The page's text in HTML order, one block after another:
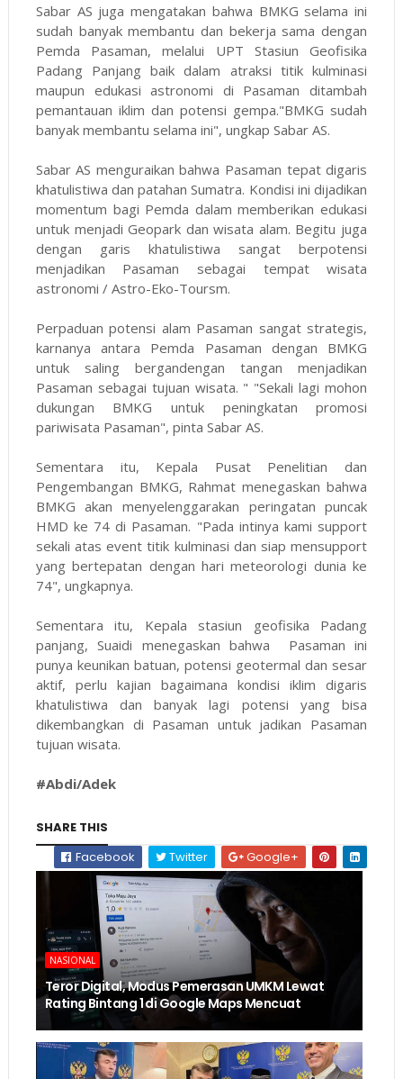
Sabar AS juga mengatakan bahwa BMKG selama ini
sudah banyak membantu dan bekerja sama dengan
Pemda Pasaman, melalui UPT Stasiun Geofisika
Padang Panjang baik dalam atraksi titik kulminasi
maupun edukasi astronomi di Pasaman ditambah
pemantauan iklim dan potensi gempa."BMKG sudah
banyak membantu selama ini", ungkap Sabar AS.
Sabar AS menguraikan bahwa Pasaman tepat digaris
khatulistiwa dan patahan Sumatra. Kondisi ini dijadikan
momentum bagi Pemda dalam memberikan edukasi
untuk menjadi Geopark dan wisata alam. Begitu juga
dengan garis khatulistiwa sangat berpotensi
menjadikan Pasaman sebagai tempat wisata
astronomi / Astro-Eko-Toursm.
Perpaduan potensi alam Pasaman sangat strategis,
karnanya antara Pemda Pasaman dengan BMKG
untuk saling bergandengan tangan menjadikan
Pasaman sebagai tujuan wisata. " "Sekali lagi mohon
dukungan BMKG untuk peningkatan promosi
pariwisata Pasaman", pinta Sabar AS.
Sementara itu, Kepala Pusat Penelitian dan
Pengembangan BMKG, Rahmat menegaskan bahwa
BMKG akan menyelenggarakan peringatan puncak
HMD ke 74 di Pasaman. "Pada intinya kami support
sekali atas event titik kulminasi dan siap mensupport
yang bertepatan dengan hari meteorologi dunia ke
74", ungkapnya.
Sementara itu, Kepala stasiun geofisika Padang
panjang, Suaidi menegaskan bahwa Pasaman ini
punya keunikan batuan, potensi geotermal dan sesar
aktif, perlu kajian bagaimana kondisi iklim digaris
khatulistiwa dan banyak lagi potensi yang bisa
dikembangkan di Pasaman untuk jadikan Pasaman
tujuan wisata.
#Abdi/Adek
SHARE THIS
Facebook
Twitter Google+
NASIONAL
Teror Digital, Modus Pemerasan UMKM Lewat
Rating Bintang 1 di Google Maps Mencuat